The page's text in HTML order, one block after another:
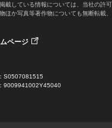
している情報については、当社の許
か写真等著作物についても無断転載、
ページ
S0507081515
9009941002Y45040